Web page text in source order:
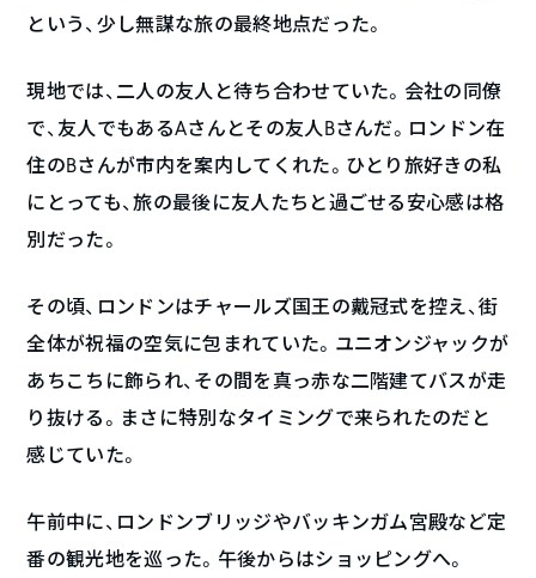
という、少し無謀な旅の最終地点だった。
現地では、二人の友人と待ち合わせていた。会社の同僚
で、友人でもあるAさんとその友人Bさんだ。ロンドン在
住のBさんが市内を案内してくれた。ひとり旅好きの私
にとっても、旅の最後に友人たちと過ごせる安心感は格
別だった。
その頃、ロンドンはチャールズ国王の戴冠式を控え、街
全体が祝福の空気に包まれていた。ユニオンジャックが
あちこちに飾られ、その間を真っ赤な二階建てバスが走
り抜ける。まさに特別なタイミングで来られたのだと
感じていた。
午前中に、ロンドンブリッジやバッキンガム宮殿など定
番の観光地を巡った。午後からはショッピングへ。